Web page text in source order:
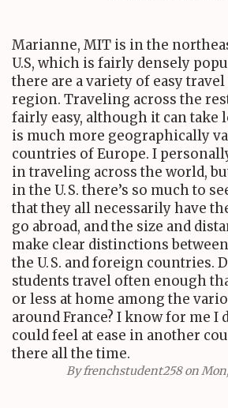
Marianne, MIT is in the
U.S, which is fairly densely
there are a variety of easy
region. Traveling across the
fairly easy, although it can take
is much more geographically
countries of Europe. I
in traveling across the world,
in the U. S.there’s so much to
that they all necessarily have
go abroad, and the size and
make clear distinctions
the U. S. and foreign countries.
students travel often enough
or less at home among the
around France? I know for me I
could feel at ease in another
there all the time.
Byfrenchstudent258on